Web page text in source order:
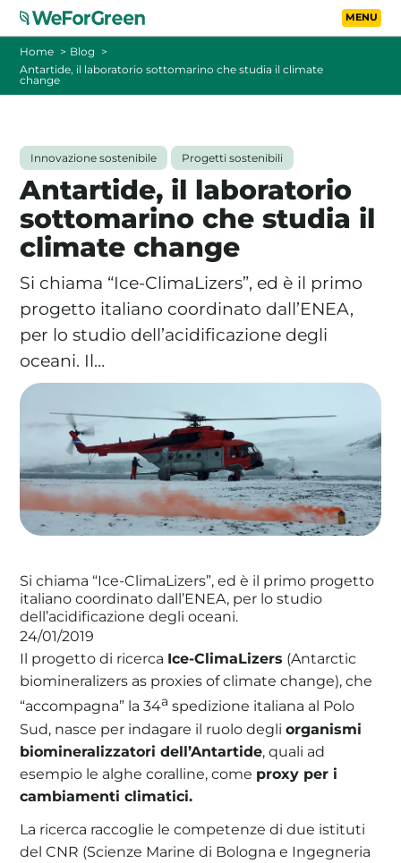
Vai al contenuto
La tua cooperativa energetica sostenibile
Area Soci
Aderisci a WeForGreen
TARIFFE
FOTOVOLTAICO A DISTANZA
FAQ
BLOG
CONTATTI
Home
Blog
Antartide, il laboratorio sottomarino che studia il climate
change
Innovazione sostenibile Progetti sostenibili
Antartide, il laboratorio
sottomarino che studia il
climate change
Si chiama “Ice-ClimaLizers”, ed è il primo
progetto italiano coordinato dall’ENEA,
per lo studio dell’acidificazione degli
oceani. Il…
Si chiama “Ice-ClimaLizers”, ed è il primo progetto
italiano coordinato dall’ENEA, per lo studio
dell’acidificazione degli oceani.
24/01/2019
Il progetto di ricerca Ice-ClimaLizers (Antarctic
biomineralizers as proxies of climate change), che
“accompagna” la 34a spedizione italiana al Polo
Sud, nasce per indagare il ruolo degliorganismi
biomineralizzatori dell’Antartide, quali ad
esempio le alghe coralline, come proxy per i
cambiamenti climatici.
La ricerca raccoglie le competenze di due istituti
del CNR (Scienze Marine di Bologna e Ingegneria